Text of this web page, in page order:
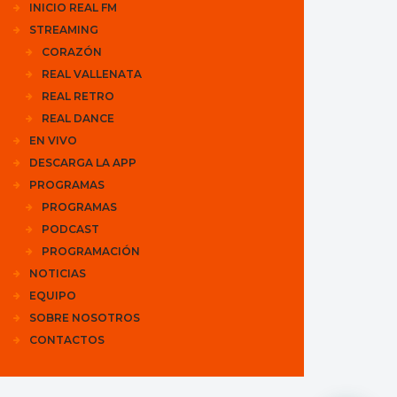
INICIO REAL FM
STREAMING
CORAZÓN
REAL VALLENATA
REAL RETRO
REAL DANCE
EN VIVO
DESCARGA LA APP
PROGRAMAS
PROGRAMAS
PODCAST
PROGRAMACIÓN
NOTICIAS
EQUIPO
SOBRE NOSOTROS
CONTACTOS